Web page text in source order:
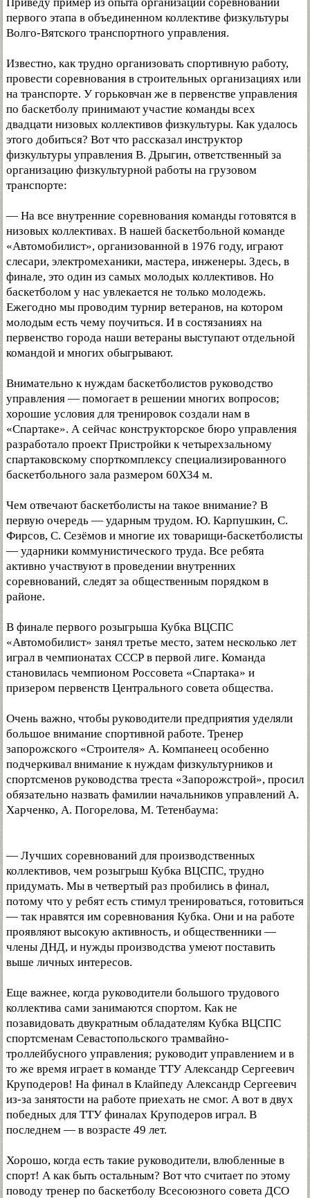
первого этапа в объединенном коллективе физкультуры
Волго-Вятского транспортного управления.
Известно, как трудно организовать спортивную работу,
провести соревнования в строительных организациях или
на транспорте. У горьковчан же в первенстве управления
по баскетболу принимают участие команды всех
двадцати низовых коллективов физкультуры. Как удалось
этого добиться? Вот что рассказал инструктор
физкультуры управления B. Дрыгин, ответственный за
организацию физкультурной работы на грузовом
транспорте:
— На все внутренние соревнования команды готовятся в
низовых коллективах. В нашей баскетбольной команде
«Автомобилист», организованной в 1976 году, играют
слесари, электромеханики, мастера, инженеры. Здесь, в
финале, это один из самых молодых коллективов. Но
баскетболом у нас увлекается не только молодежь.
Ежегодно мы проводим турнир ветеранов, на котором
молодым есть чему поучиться. И в состязаниях на
первенство города наши ветераны выступают отдельной
командой и многих обыгрывают.
Внимательно к нуждам баскетболистов руководство
управления — помогает в решении многих вопросов;
хорошие условия для тренировок создали нам в
«Спартаке». А сейчас конструкторское бюро управления
разработало проект Пристройки к четырехзальному
спартаковскому спорткомплексу специализированного
баскетбольного зала размером 60X34 м.
Чем отвечают баскетболисты на такое внимание? В
первую очередь — ударным трудом. Ю. Карпушкин, С.
Фирсов, C. Сезёмов и многие их товарищи-баскетболисты
— ударники коммунистического труда. Все ребята
активно участвуют в проведении внутренних
соревнований, следят за общественным порядком в
районе.
В финале первого розыгрыша Кубка ВЦСПС
«Автомобилист» занял третье место, затем несколько лет
играл в чемпионатах СССР в первой лиге. Команда
становилась чемпионом Россовета «Спартака» и
призером первенств Центрального совета общества.
Очень важно, чтобы руководители предприятия уделяли
большое внимание спортивной работе. Тренер
запорожского «Строителя» А. Компанеец особенно
подчеркивал внимание к нуждам физкультурников и
спортсменов руководства треста «Запорожстрой», просил
обязательно назвать фамилии начальников управлений А.
Харченко, А. Погорелова, М. Тетенбаума:
— Лучших соревнований для производственных
коллективов, чем розыгрыш Кубка ВЦСПС, трудно
придумать. Мы в четвертый раз пробились в финал,
потому что у ребят есть стимул тренироваться, готовиться
— так нравятся им соревнования Кубка. Они и на работе
проявляют высокую активность, и общественники —
члены ДНД, и нужды производства умеют поставить
выше личных интересов.
Еще важнее, когда руководители большого трудового
коллектива сами занимаются спортом. Как не
позавидовать двукратным обладателям Кубка ВЦСПС
спортсменам Севастопольского трамвайно-
троллейбусного управления; руководит управлением и в
то же время играет в команде ТТУ Александр Сергеевич
Круподеров! На финал в Клайпеду Александр Сергеевич
из-за занятости на работе приехать не смог. А вот в двух
победных для ТТУ финалах Круподеров играл. В
последнем — в возрасте 49 лет.
Хорошо, когда есть такие руководители, влюбленные в
спорт! А как быть остальным? Вот что считает по этому
поводу тренер по баскетболу Всесоюзного совета ДСО